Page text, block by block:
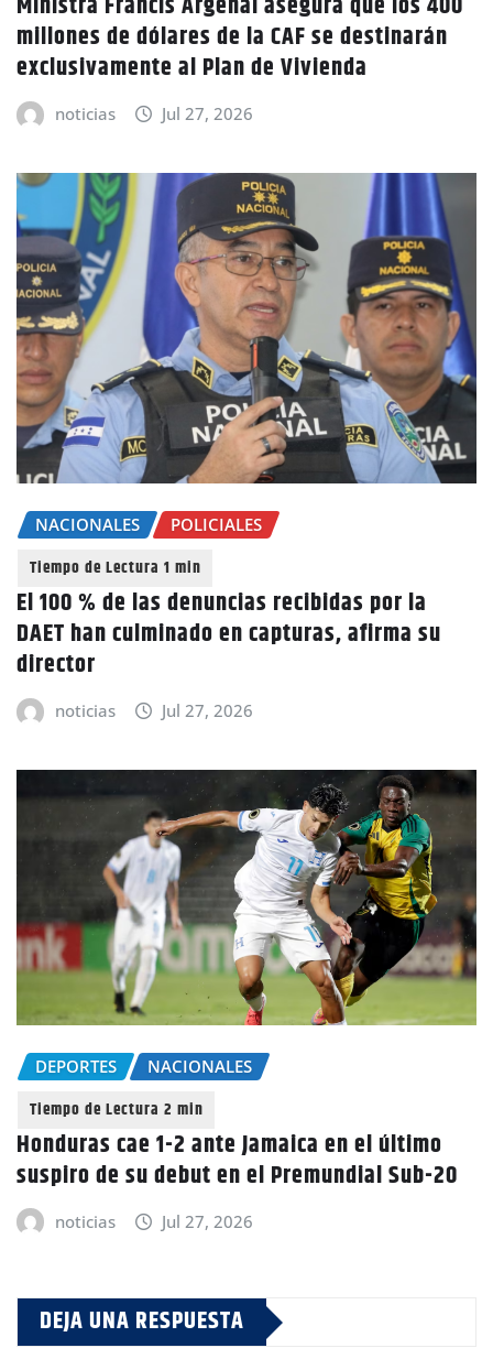
millones de dólares de la CAF se destinarán
exclusivamente al Plan de Vivienda
noticias Jul 27, 2026
NACIONALES POLICIALES
El 100 % de las denuncias recibidas por la
DAET han culminado en capturas, afirma su
director
noticias Jul 27, 2026
DEPORTES NACIONALES
Honduras cae 1-2 ante Jamaica en el último
suspiro de su debut en el Premundial Sub-20
noticias Jul 27, 2026
DEJA UNA RESPUESTA